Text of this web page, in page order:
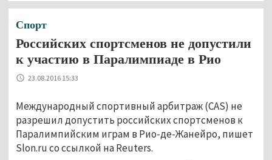
Спорт
Российских спортсменов не допустили
к участию в Паралимпиаде в Рио
23.08.2016 15:33
Международный спортивный арбитраж (CAS) не
разрешил допустить российских спортсменов к
Паралимпийским играм в Рио-де-Жанейро, пишет
Slon.ru со ссылкой на Reuters.